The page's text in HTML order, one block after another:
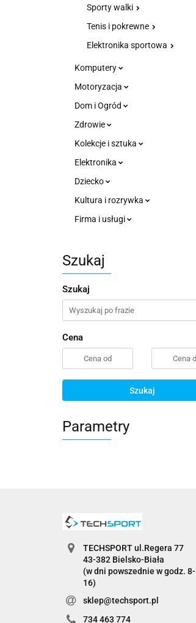
Sporty walki
Tenis i pokrewne
Elektronika sportowa
Komputery
Motoryzacja
Dom i Ogród
Zdrowie
Kolekcje i sztuka
Elektronika
Dziecko
Kultura i rozrywka
Firma i usługi
Szukaj
Szukaj
Cena
Szukaj
Parametry
TECHSPORT ul.Regera 77
43-382 Bielsko-Biała
(w dni powszednie w godz. 8-
16)
sklep@techsport.pl
734 463 774